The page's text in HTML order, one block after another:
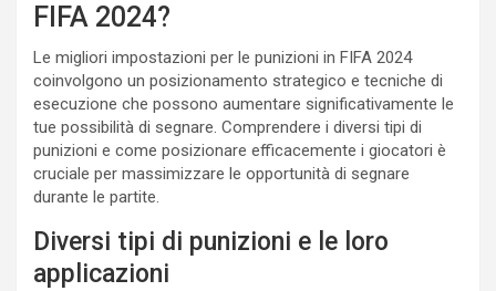
FIFA 2024?
Le migliori impostazioni per le punizioni in FIFA 2024
coinvolgono un posizionamento strategico e tecniche di
esecuzione che possono aumentare significativamente le
tue possibilità di segnare. Comprendere i diversi tipi di
punizioni e come posizionare efficacemente i giocatori è
cruciale per massimizzare le opportunità di segnare
durante le partite.
Diversi tipi di punizioni e le loro
applicazioni